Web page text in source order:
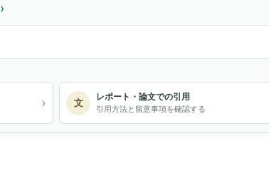
›
› 文 レポート・論文での引用
引用方法と留意事項を確認する